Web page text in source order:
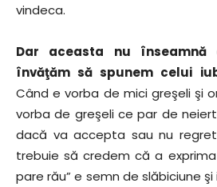
vindeca.
Dar aceasta nu
învăţăm să spunem celui
Când e vorba de mici greşeli şi
vorba de greşeli ce par de
dacă va accepta sau nu
trebuie să credem că a
pare rău” e semn de slăbiciune